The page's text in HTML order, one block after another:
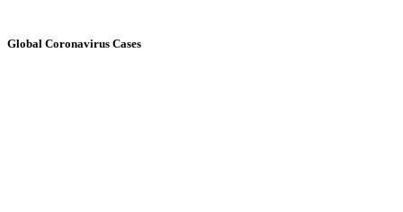
Global Coronavirus Cases